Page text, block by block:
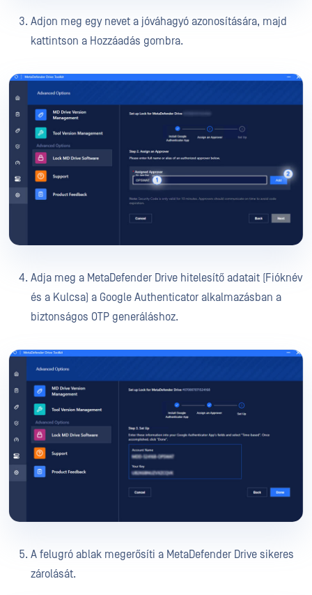
Adjon meg egy nevet a jóváhagyó azonosítására, majd
kattintson a Hozzáadás gombra.
Adja meg a MetaDefender Drive hitelesítő adatait (Fióknév
és a Kulcsa) a Google Authenticator alkalmazásban a
biztonságos OTP generáláshoz.
A felugró ablak megerősíti a MetaDefender Drive sikeres
zárolását.